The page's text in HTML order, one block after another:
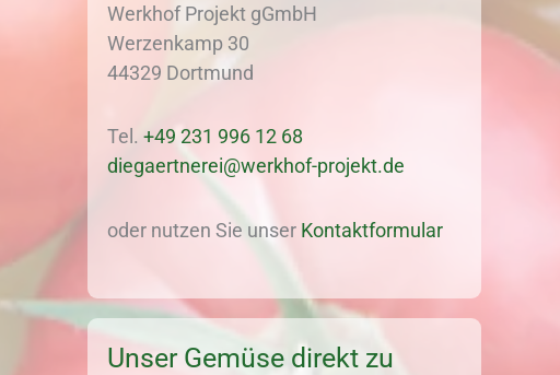
Werkhof Projekt gGmbH
Werzenkamp 30
44329 Dortmund
Tel. +49 231 996 12 68
diegaertnerei@werkhof-projekt.de
oder nutzen Sie unser Kontaktformular
Unser Gemüse direkt zu